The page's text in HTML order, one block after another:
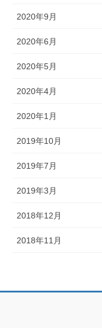
2020年9月
2020年6月
2020年5月
2020年4月
2020年1月
2019年10月
2019年7月
2019年3月
2018年12月
2018年11月